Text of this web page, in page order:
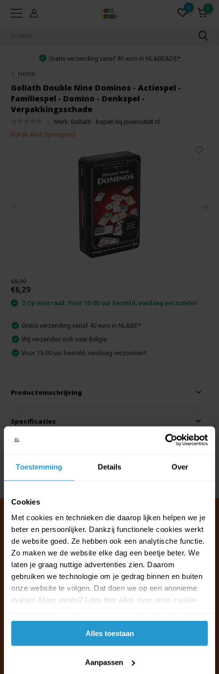
Toestemming Details Over
Cookies
Met cookies en technieken die daarop lijken helpen we je
beter en persoonlijker. Dankzij functionele cookies werkt
de website goed. Ze hebben ook een analytische functie.
Zo maken we de website elke dag een beetje beter. We
laten je graag nuttige advertenties zien. Daarom
gebruiken we technologie om je gedrag binnen en buiten
onze website te volgen. Dat doen we op een anonieme
manier. Meer weten? Lees hier alles over onze cookie-
accepteren.
Alles toestaan
Aanpassen
0 0
verzending vanaf 40 euro in NL&BE&DE*
Home
Goliath Double Nine Dominos - Actiespel -
Familiespel - Domino - Denkspel -
Verpakkingsschade
Merk: Goliath - kopen bij jouwoutlet.nl
Bekijk alles Speelgoed
€6,99
€6,29
2 Op voorraad: Voor 15:00 uur besteld, vandaag verzonden
Gratis verzending vanaf 40 euro in NL&BE*
Wij verzenden ook naar Belgie
Voor 15.00 uur besteld, vandaag verzonden!!
Productomschrijving
Specificaties
Delen
Klantenservice & FAQ
Wij staan voor u klaar.
Ma t/m vr van 09:30 - 16:00 telefonisch
+31 (0)13 785 62 41
+31 (0)13 785 62 41